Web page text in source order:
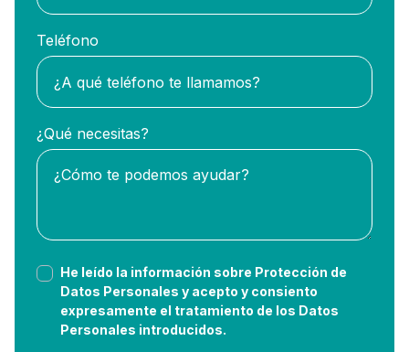
Teléfono
¿Qué necesitas?
He leído la información sobre Protección de
Datos Personales y acepto y consiento
expresamente el tratamiento de los Datos
Personales introducidos.